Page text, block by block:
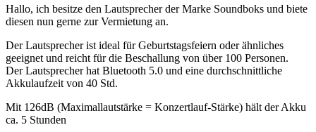
Hallo, ich besitze den Lautsprecher der Marke Soundboks und biete
diesen nun gerne zur Vermietung an.
Der Lautsprecher ist ideal für Geburtstagsfeiern oder ähnliches
geeignet und reicht für die Beschallung von über 100 Personen.
Der Lautsprecher hat Bluetooth 5.0 und eine durchschnittliche
Akkulaufzeit von 40 Std.
Mit 126dB (Maximallautstärke = Konzertlauf-Stärke) hält der Akku
ca. 5 Stunden